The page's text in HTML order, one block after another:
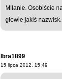
Milanie. Osobiście
głowie jakiś
Ibra1899
15 lipca 2012, 15:49